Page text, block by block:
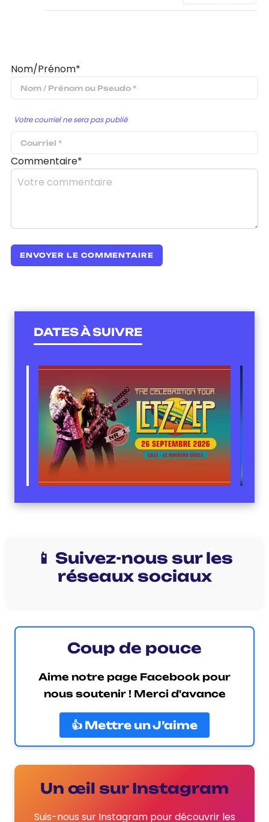
Nom/Prénom*
Votre courriel ne sera pas publié
Commentaire*
DATES À SUIVRE
📱 Suivez-nous sur les
réseaux sociaux
Coup de pouce
Aime notre page Facebook pour
nous soutenir ! Merci d'avance
👍 Mettre un J’aime
Un œil sur Instagram
Suis-nous sur Instagram pour découvrir les